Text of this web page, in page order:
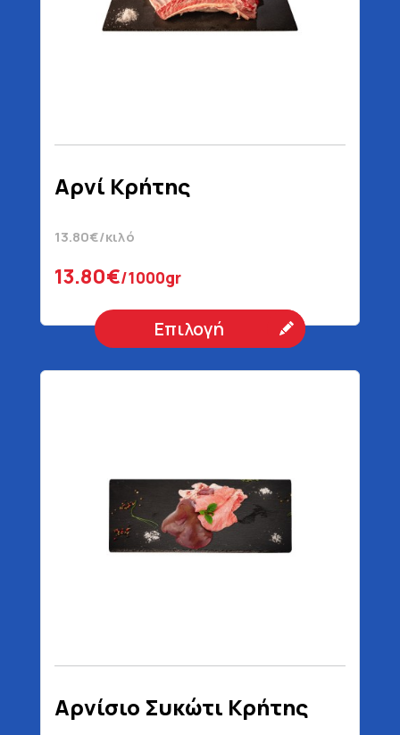
Αρνί Κρήτης
13.80€/κιλό
13.80€/1000gr
Επιλογή
Αρνίσιο Συκώτι Κρήτης